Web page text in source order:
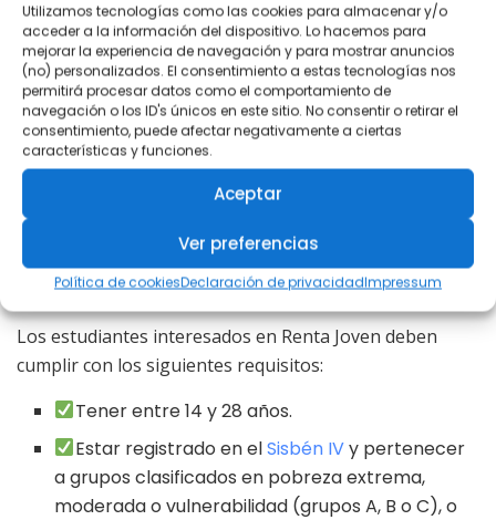
Utilizamos tecnologías como las cookies para almacenar y/o
acceder a la información del dispositivo. Lo hacemos para
mejorar la experiencia de navegación y para mostrar anuncios
(no) personalizados. El consentimiento a estas tecnologías nos
permitirá procesar datos como el comportamiento de
navegación o los ID's únicos en este sitio. No consentir o retirar el
consentimiento, puede afectar negativamente a ciertas
características y funciones.
Aceptar
Ver preferencias
Política de cookiesDeclaración de privacidadImpressum
Requisitos para Participar en Renta
Joven
Los estudiantes interesados en Renta Joven deben
cumplir con los siguientes requisitos:
Tener entre 14 y 28 años.
Estar registrado en elSisbén IVy pertenecer
a grupos clasificados en pobreza extrema,
moderada o vulnerabilidad (grupos A, B o C), o